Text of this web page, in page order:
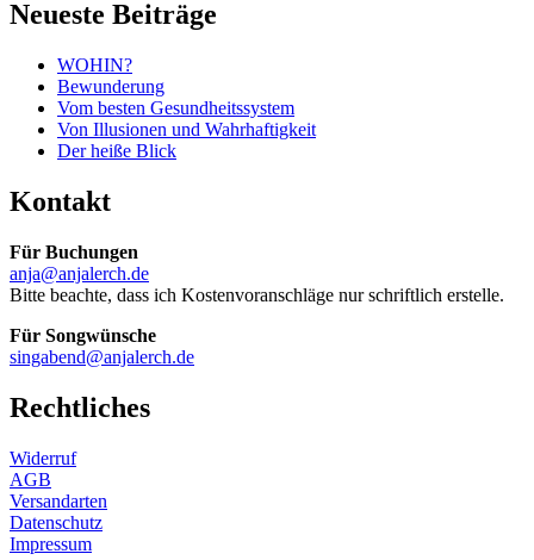
Neueste Beiträge
WOHIN?
Bewunderung
Vom besten Gesundheitssystem
Von Illusionen und Wahrhaftigkeit
Der heiße Blick
Kontakt
Für Buchungen
anja@anjalerch.de
Bitte beachte, dass ich Kostenvoranschläge nur schriftlich erstelle.
Für Songwünsche
singabend@anjalerch.de
Rechtliches
Widerruf
AGB
Versandarten
Datenschutz
Impressum